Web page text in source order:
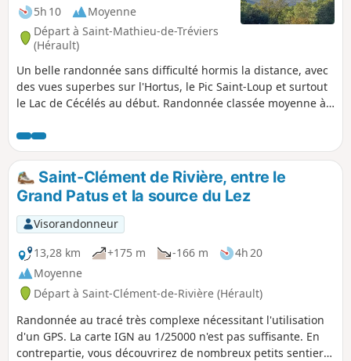
5h 10
Moyenne
Départ à Saint-Mathieu-de-Tréviers
(Hérault)
Un belle randonnée sans difficulté hormis la distance, avec
des vues superbes sur l'Hortus, le Pic Saint-Loup et surtout
le Lac de Cécélés au début. Randonnée classée moyenne à
le lit d'un ruisseau, puis la petite grimpette après le point
(6).
Saint-Clément de Rivière, entre le
Grand Patus et la source du Lez
Visorandonneur
13,28 km
+175 m -166 m
4h 20
Moyenne
Départ à Saint-Clément-de-Rivière (Hérault)
Randonnée au tracé très complexe nécessitant l'utilisation
d'un GPS. La carte IGN au 1/25000 n'est pas suffisante. En
contrepartie, vous découvrirez de nombreux petits sentiers